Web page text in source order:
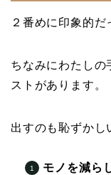
２番めに印象的だ
ちなみにわたしの
ストがあります。
出すのも恥ずかし
モノを減ら